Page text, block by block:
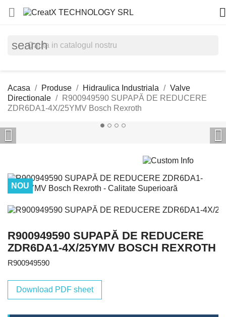
 
search
Acasa Produse Hidraulica Industriala
Valve
Directionale
R900949590 SUPAPĂ DE REDUCERE
ZDR6DA1-4X/25YMV Bosch Rexroth
 
NOU
R900949590 SUPAPĂ DE REDUCERE
ZDR6DA1-4X/25YMV BOSCH REXROTH
R900949590
Download PDF sheet